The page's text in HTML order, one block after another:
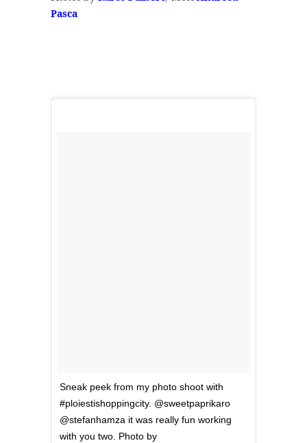
Pasca
Sneak peek from my photo shoot with
#ploiestishoppingcity. @sweetpaprikaro
@stefanhamza it was really fun working
with you two. Photo by